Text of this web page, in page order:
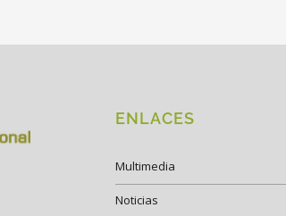
ENLACES
Multimedia
Noticias